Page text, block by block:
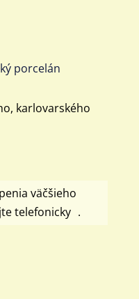
porcelán
karlovarského
väčšieho
telefonicky .